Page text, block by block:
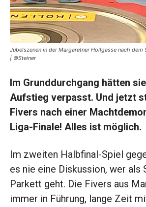
Jubelszenen in der Margaretner Hollgasse nach dem
| ©Steiner
Im Grunddurchgang hätten
Aufstieg verpasst. Und jetzt
Fivers nach einer
Liga-Finale! Alles ist möglich.
Im zweiten Halbfinal-Spiel
es nie eine Diskussion, wer als
Parkett geht. Die Fivers aus
immer in Führung, lange Zeit